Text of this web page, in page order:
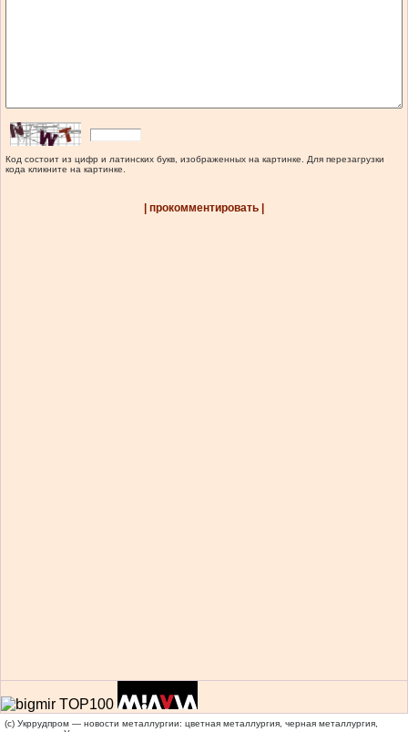
Код состоит из цифр и латинских букв, изображенных на картинке. Для перезагрузки
кода кликните на картинке.
| прокомментировать |
(c) Укррудпром — новости металлургии: цветная металлургия, черная металлургия,